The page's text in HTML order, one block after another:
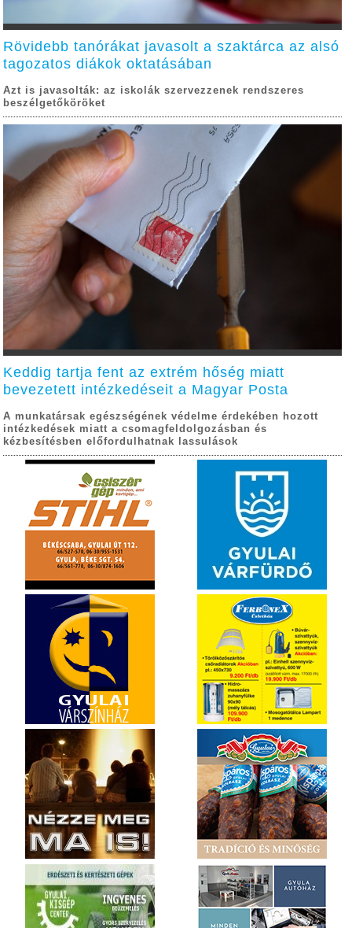
Rövidebb tanórákat javasolt a szaktárca az alsó
tagozatos diákok oktatásában
Azt is javasolták: az iskolák szervezzenek rendszeres
beszélgetőköröket
Keddig tartja fent az extrém hőség miatt
bevezetett intézkedéseit a Magyar Posta
A munkatársak egészségének védelme érdekében hozott
intézkedések miatt a csomagfeldolgozásban és
kézbesítésben előfordulhatnak lassulások